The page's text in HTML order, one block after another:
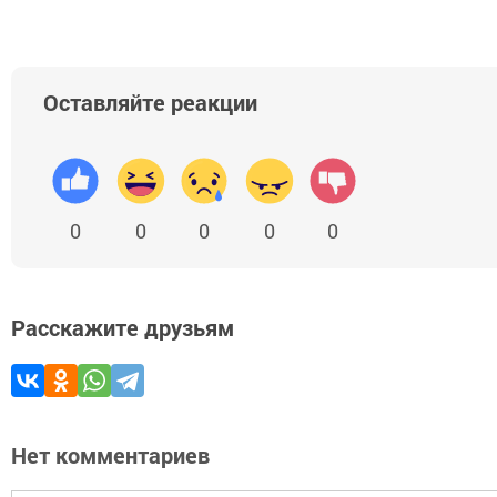
Оставляйте реакции
0 0 0 0 0
Расскажите друзьям
Нет комментариев